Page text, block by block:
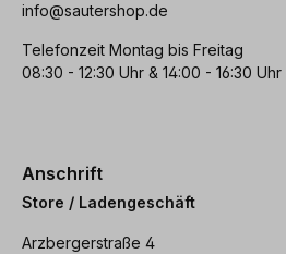
info@sautershop.de
Telefonzeit Montag bis Freitag
08:30 - 12:30 Uhr & 14:00 - 16:30 Uhr
Anschrift
Store / Ladengeschäft
Arzbergerstraße 4